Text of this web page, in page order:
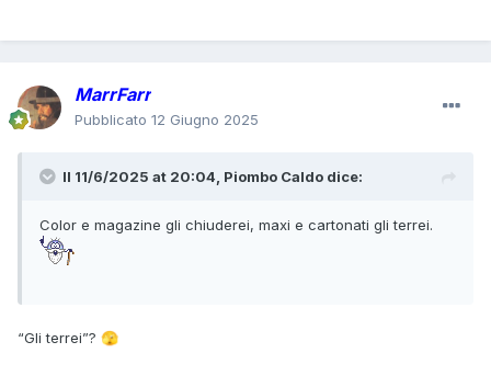
MarrFarr
Pubblicato 12 Giugno 2025
Il 11/6/2025 at 20:04, Piombo Caldo dice:
Color e magazine gli chiuderei, maxi e cartonati gli terrei.
“Gli terrei”? 🫣